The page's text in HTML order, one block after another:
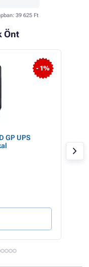
39 625 Ft
Önt
- 1%
GP UPS